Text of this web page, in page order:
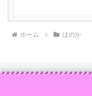
ホーム ほのか